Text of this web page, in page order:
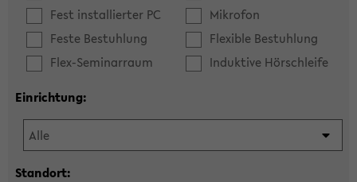
Fest installierter PC
Mikrofon
Feste Bestuhlung
Flexible Bestuhlung
Flex-Seminarraum
Induktive Hörschleife
Einrichtung:
Standort: